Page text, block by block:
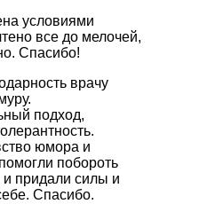
​​условиями
все до мелочей,
Спасибо!
врачу
подход,
юмора и
побороть
и придали силы и
Спасибо.